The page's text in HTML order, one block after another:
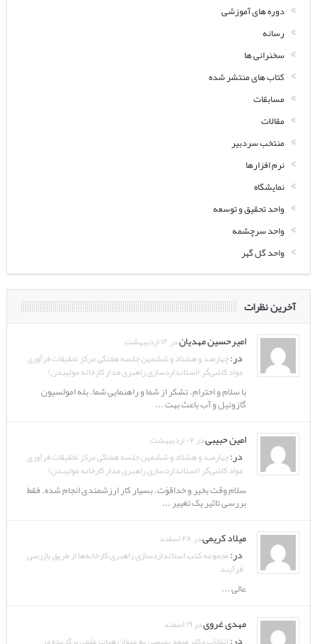
دوره های آموزشی
رسانه
سخنرانی ها
کتاب های منتشر شده
مسابقات
مقالات
منتخب سردبیر
نرم افزارها
نمایشگاه
واحد تحقیق و توسعه
واحد سرچشمه
واحد گل گهر
آخرین نظرات
امیرحسین مهدیاندر ۱۴ اردیبهشت
در:چهارصد و هشتاد و ششمین جلسه هفتگی مرکز تحقیقات فرآوری
مواد کاشی‌گر (استانداردسازی راهبری مدار کارخانه مولیبدن)
با سلام و احترام. تشکر از شما و راهنمایی شما. بله امولسیون
گازوئیل و آب باعث بهت ...
امین حبیبیدر ۰۷ اردیبهشت
در:چهارصد و هشتاد و ششمین جلسه هفتگی مرکز تحقیقات فرآوری
مواد کاشی‌گر (استانداردسازی راهبری مدار کارخانه مولیبدن)
سلام وقت بخیر و خداقوّت. بسیار کار ارزشمندی انجام شده. فقط
بررسی تاثیر یک تغییر ...
میلاد کریمیدر ۲۸ اسفند
در:مجموعه کتب استانداردسازی راهبری کارخانه‌ها از طریق بازرسی
فرآیند
عالی ...
مهدی غرویدر ۱۹ اسفند